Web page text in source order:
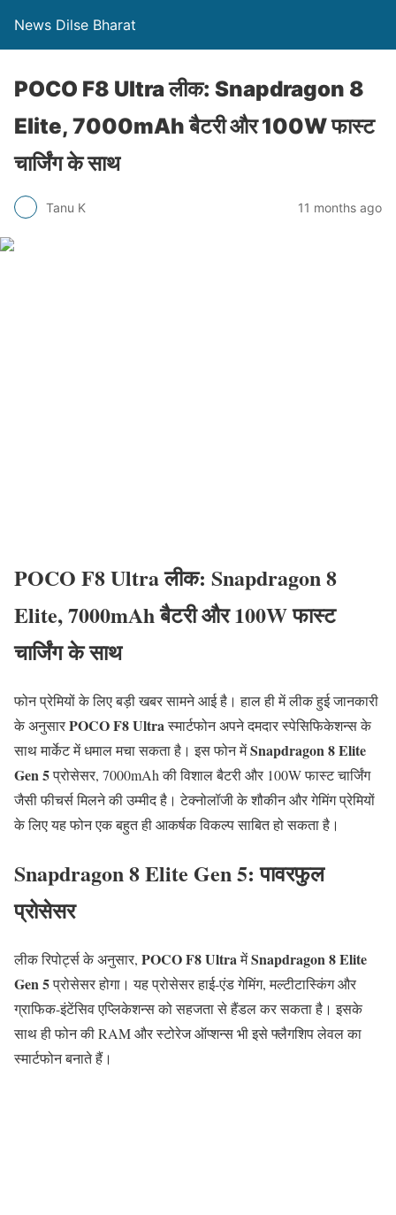
News Dilse Bharat
POCO F8 Ultra लीक: Snapdragon 8
Elite, 7000mAh बैटरी और 100W फास्ट
चार्जिंग के साथ
Tanu K 11 months ago
POCO F8 Ultra लीक: Snapdragon 8
Elite, 7000mAh बैटरी और 100W फास्ट
चार्जिंग के साथ
फोन प्रेमियों के लिए बड़ी खबर सामने आई है। हाल ही में लीक हुई जानकारी
के अनुसारPOCO F8 Ultraस्मार्टफोन अपने दमदार स्पेसिफिकेशन्स के
साथ मार्केट में धमाल मचा सकता है। इस फोन मेंSnapdragon 8 Elite
Gen 5प्रोसेसर, 7000mAh की विशाल बैटरी और 100W फास्ट चार्जिंग
जैसी फीचर्स मिलने की उम्मीद है। टेक्नोलॉजी के शौकीन और गेमिंग प्रेमियों
के लिए यह फोन एक बहुत ही आकर्षक विकल्प साबित हो सकता है।
Snapdragon 8 Elite Gen 5: पावरफुल
प्रोसेसर
लीक रिपोर्ट्स के अनुसार, POCO F8 UltraमेंSnapdragon 8 Elite
Gen 5प्रोसेसर होगा। यह प्रोसेसर हाई-एंड गेमिंग, मल्टीटास्किंग और
ग्राफिक-इंटेंसिव एप्लिकेशन्स को सहजता से हैंडल कर सकता है। इसके
साथ ही फोन की RAM और स्टोरेज ऑप्शन्स भी इसे फ्लैगशिप लेवल का
स्मार्टफोन बनाते हैं।